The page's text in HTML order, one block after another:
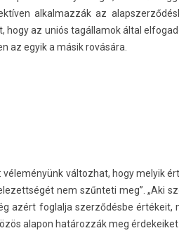
al­kal­mazzák az
hogy az uniós tagál­lamok által
az egyik a másik rovására.
vál­tozhat, hogy melyik
nem szűnteti meg”. „Aki
azért fog­lalja szerződésbe
al­apon határozzák meg érdekeiket.